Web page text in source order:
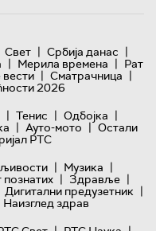
Свет | Србија данас |
| Мерила времена | Рат
| Сматрачница |
2026
| Тенис | Одбојка |
| Ауто-мото | Остали
РТС
| Музика |
познатих | Здравље |
Дигитални предузетник |
Наизглед здрав